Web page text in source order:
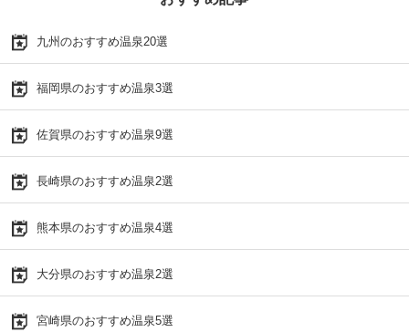
九州のおすすめ温泉20選
福岡県のおすすめ温泉3選
佐賀県のおすすめ温泉9選
長崎県のおすすめ温泉2選
熊本県のおすすめ温泉4選
大分県のおすすめ温泉2選
宮崎県のおすすめ温泉5選